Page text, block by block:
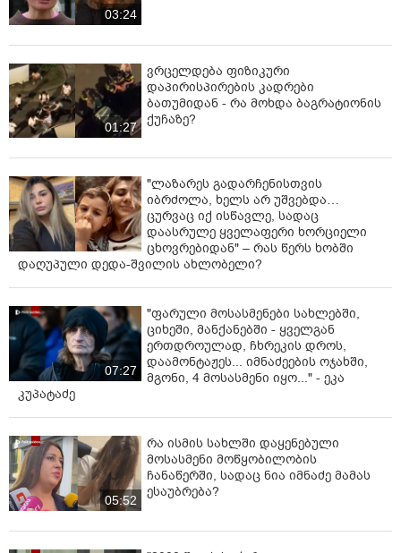
03:24
01:27
ვრცელდება ფიზიკური
დაპირისპირების კადრები
ბათუმიდან - რა მოხდა ბაგრატიონის
ქუჩაზე?
"ლაზარეს გადარჩენისთვის
იბრძოლა, ხელს არ უშვებდა…
ცურვაც იქ ისწავლე, სადაც
დაასრულე ყველაფერი ხორციელი
ცხოვრებიდან" – რას წერს ხობში
დაღუპული დედა-შვილის ახლობელი?
07:27
"ფარული მოსასმენები სახლებში,
ციხეში, მანქანებში - ყველგან
ერთდროულად, ჩხრეკის დროს,
დაამონტაჟეს... იმნაძეების ოჯახში,
მგონი, 4 მოსასმენი იყო..." - ეკა
კუპატაძე
05:52
რა ისმის სახლში დაყენებული
მოსასმენი მოწყობილობის
ჩანაწერში, სადაც ნია იმნაძე მამას
ესაუბრება?